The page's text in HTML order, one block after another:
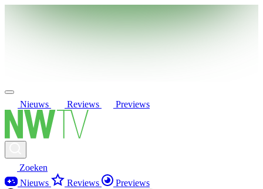
Nieuws Reviews Previews
Zoeken
Nieuws
Reviews Previews